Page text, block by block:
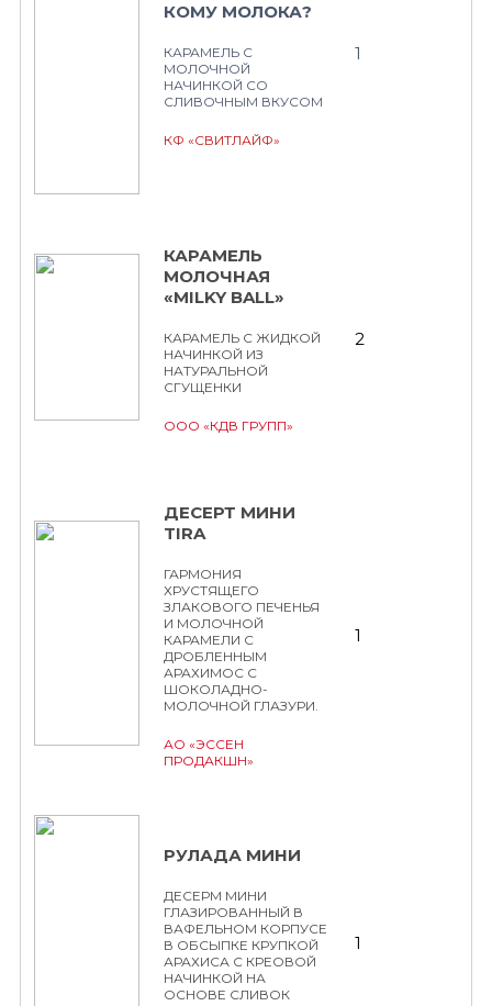
КОМУ МОЛОКА?
КАРАМЕЛЬ С
МОЛОЧНОЙ
НАЧИНКОЙ СО
СЛИВОЧНЫМ ВКУСОМ
КФ «СВИТЛАЙФ»
1
КАРАМЕЛЬ
МОЛОЧНАЯ
«MILKY BALL»
КАРАМЕЛЬ С ЖИДКОЙ
НАЧИНКОЙ ИЗ
НАТУРАЛЬНОЙ
СГУЩЕНКИ
ООО «КДВ ГРУПП»
2
ДЕСЕРТ МИНИ
TIRA
ГАРМОНИЯ
ХРУСТЯЩЕГО
ЗЛАКОВОГО ПЕЧЕНЬЯ
И МОЛОЧНОЙ
КАРАМЕЛИ С
ДРОБЛЕННЫМ
АРАХИМОС С
ШОКОЛАДНО-
МОЛОЧНОЙ ГЛАЗУРИ.
АО «ЭССЕН
ПРОДАКШН»
1
РУЛАДА МИНИ
ДЕСЕРМ МИНИ
ГЛАЗИРОВАННЫЙ В
ВАФЕЛЬНОМ КОРПУСЕ
В ОБСЫПКЕ КРУПКОЙ
АРАХИСА С КРЕОВОЙ
НАЧИНКОЙ НА
ОСНОВЕ СЛИВОК
1